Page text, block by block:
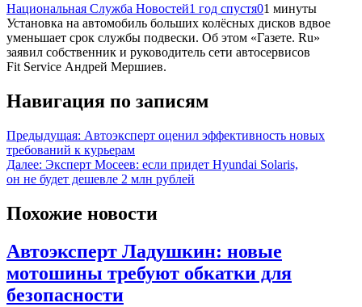
Национальная Служба Новостей1 год спустя01 минуты
Установка на автомобиль больших колёсных дисков вдвое
уменьшает срок службы подвески. Об этом «Газете. Ru»
заявил собственник и руководитель сети автосервисов
Fit Service Андрей Мершиев.
Навигация по записям
Предыдущая: Автоэксперт оценил эффективность новых
требований к курьерам
Далее: Эксперт Мосеев: если придет Hyundai Solaris,
он не будет дешевле 2 млн рублей
Похожие новости
Автоэксперт Ладушкин: новые
мотошины требуют обкатки для
безопасности